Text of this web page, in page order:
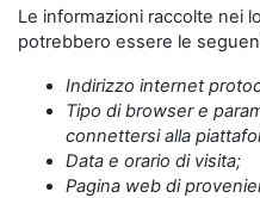
Le informazioni raccolte nei
potrebbero essere le
Indirizzo internet
Tipo di browser e
connettersi alla
Data e orario di visita;
Pagina web di